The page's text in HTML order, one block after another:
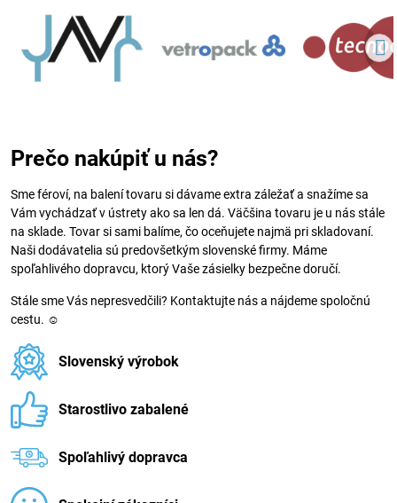
Prečo nakúpiť u nás?
Sme féroví, na balení tovaru si dávame extra záležať a snažíme sa
Vám vychádzať v ústrety ako sa len dá. Väčšina tovaru je u nás stále
na sklade. Tovar si sami balíme, čo oceňujete najmä pri skladovaní.
Naši dodávatelia sú predovšetkým slovenské firmy. Máme
spoľahlivého dopravcu, ktorý Vaše zásielky bezpečne doručí.
Stále sme Vás nepresvedčili? Kontaktujte nás a nájdeme spoločnú
cestu. ☺
Slovenský výrobok
Starostlivo zabalené
Spoľahlivý dopravca